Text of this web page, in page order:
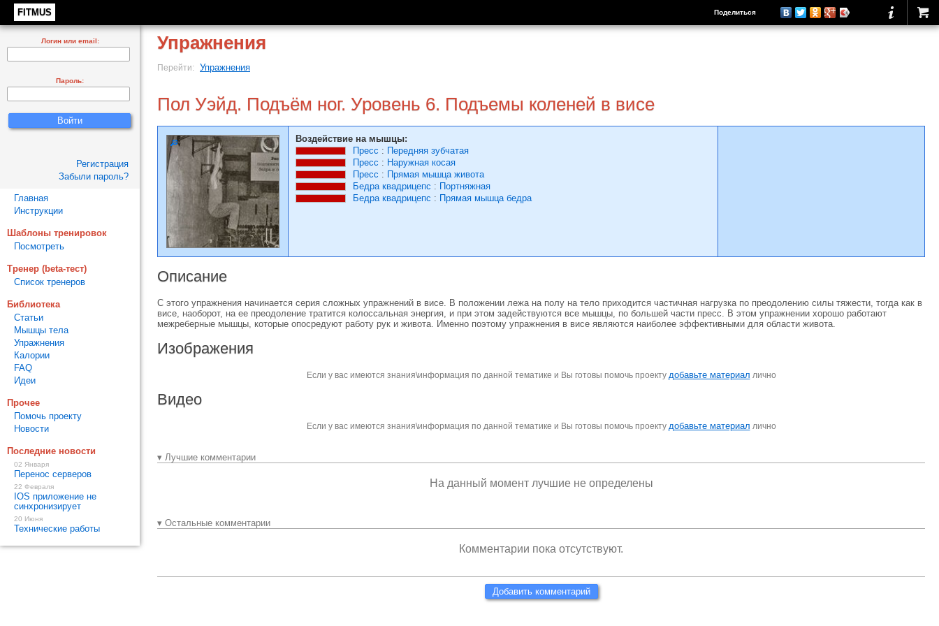
FITMUS Поделиться
Упражнения
Перейти: Упражнения
Пол Уэйд. Подъём ног. Уровень 6. Подъемы коленей в висе
Воздействие на мышцы:
Пресс : Передняя зубчатая
Пресс : Наружная косая
Пресс : Прямая мышца живота
Бедра квадрицепс : Портняжная
Бедра квадрицепс : Прямая мышца бедра
Описание
С этого упражнения начинается серия сложных упражнений в висе. В положении лежа на полу на тело приходится частичная нагрузка по преодолению силы тяжести, тогда как в
висе, наоборот, на ее преодоление тратится колоссальная энергия, и при этом задействуются все мышцы, по большей части пресс. В этом упражнении хорошо работают
межреберные мышцы, которые опосредуют работу рук и живота. Именно поэтому упражнения в висе являются наиболее эффективными для области живота.
Изображения
Если у вас имеются знания\информация по данной тематике и Вы готовы помочь проекту добавьте материал лично
Видео
Если у вас имеются знания\информация по данной тематике и Вы готовы помочь проекту добавьте материал лично
▾ Лучшие комментарии
На данный момент лучшие не определены
▾ Остальные комментарии
Комментарии пока отсутствуют.
Добавить комментарий
Логин или email:
Пароль:
Регистрация
Забыли пароль?
Главная
Инструкции
Шаблоны тренировок
Посмотреть
Тренер (beta-тест)
Список тренеров
Библиотека
Статьи
Мышцы тела
Упражнения
Калории
FAQ
Идеи
Прочее
Помочь проекту
Новости
Последние новости
02 Января
Перенос серверов
22 Февраля
IOS приложение не
синхронизирует
20 Июня
Технические работы